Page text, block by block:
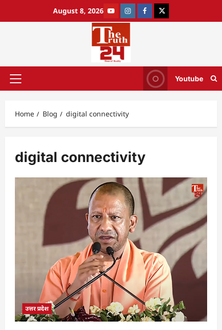
August 8, 2026
Youtube
Home Blog digital connectivity
digital connectivity
उत्तर प्रदेश